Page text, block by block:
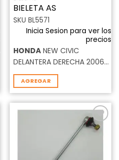
BIELETA AS
SKU BL5571
Inicia Sesion para ver los
precios
HONDANEW CIVIC
DELANTERA DERECHA 2006…
AGREGAR
Añadir